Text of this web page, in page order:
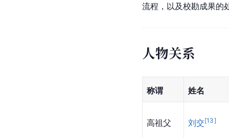
流程，以及校勘成果的
人物关系
称谓 姓名
高祖父 刘交[13]